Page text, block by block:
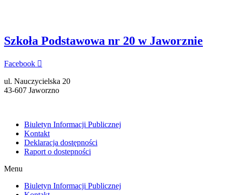
Szkoła Podstawowa nr 20 w Jaworznie
Facebook
ul. Nauczycielska 20
43-607 Jaworzno
Biuletyn Informacji Publicznej
Kontakt
Deklaracja dostępności
Raport o dostepności
Menu
Biuletyn Informacji Publicznej